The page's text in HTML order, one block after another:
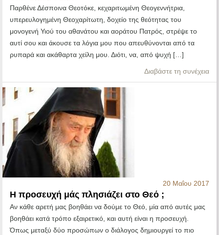
Παρθένε Δέσποινα Θεοτόκε, κεχαριτωμένη Θεογεννήτρια,
υπερευλογημένη Θεοχαρίτωτη, δοχείο της θεότητας του
μονογενή Υιού του αθανάτου και αοράτου Πατρός, στρέψε το
αυτί σου και άκουσε τα λόγια μου που απευθύνονται από τα
ρυπαρά και ακάθαρτα χείλη μου. Διότι, να, από ψυχή […]
Διαβάστε τη συνέχεια
20 Μαΐου 2017
Η προσευχή μάς πλησιάζει στο Θεό ;
Αν κάθε αρετή μας βοηθάει να δούμε το Θεό, μία από αυτές μας
βοηθάει κατά τρόπο εξαιρετικό, και αυτή είναι η προσευχή.
Όπως μεταξύ δύο προσώπων ο διάλογος δημιουργεί το πιο